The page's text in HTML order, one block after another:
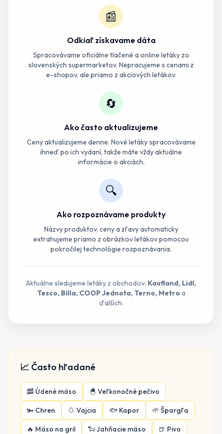
📰
Odkiaľ získavame dáta
Spracovávame oficiálne tlačené a online letáky zo
slovenských supermarketov. Nepracujeme s cenami z
e-shopov, ale priamo z akciových letákov.
🔄
Ako často aktualizujeme
Ceny aktualizujeme denne. Nové letáky spracovávame
ihneď po ich vydaní, takže máte vždy aktuálne
informácie o akciách.
🔍
Ako rozpoznávame produkty
Názvy produktov, ceny a zľavy automaticky
extrahujeme priamo z obrázkov letákov pomocou
pokročilej technológie rozpoznávania.
Aktuálne sledujeme letáky z obchodov: Kaufland, Lidl,
Tesco, Billa, COOP Jednota, Terno, Metroa
ďalších.
📈 Často hľadané
🥓 Údené mäso 🐣 Veľkonočné pečivo
🫚 Chren 🥚 Vajcia 🐟 Kapor 🌱 Špargľa
🔥 Mäso na gril 🐑Jahňacie mäso 🍺 Pivo